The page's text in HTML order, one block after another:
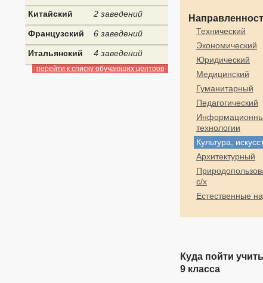
Технический
Экономический
Юридический
Медицинский
Гуманитарный
Педагогический
технологии
Культура,
Архитектурный
с/х
Естественные
Куда пойти
9 класса
Китайский 2 заведений
Французский 6 заведений
Итальянский 4 заведений
перейти к списку обучающих центров